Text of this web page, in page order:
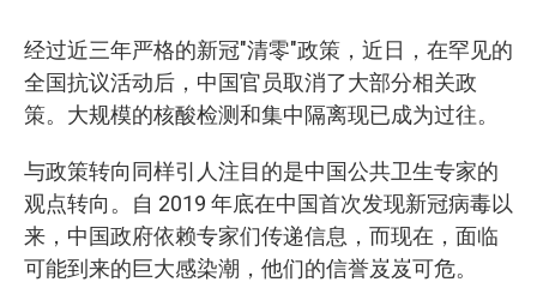
经过近三年严格的新冠"清零"政策，近日，在罕见的
全国抗议活动后，中国官员取消了大部分相关政
策。大规模的核酸检测和集中隔离现已成为过往。
与政策转向同样引人注目的是中国公共卫生专家的
观点转向。自 2019 年底在中国首次发现新冠病毒以
来，中国政府依赖专家们传递信息，而现在，面临
可能到来的巨大感染潮，他们的信誉岌岌可危。